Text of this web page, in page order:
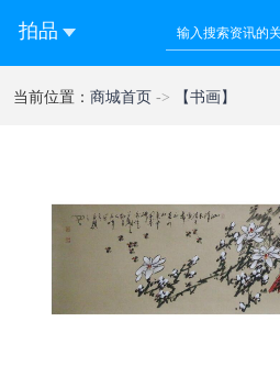
拍品
您好！欢迎来到 乾禧国
当前位置： 商城首页 -> 【书画】